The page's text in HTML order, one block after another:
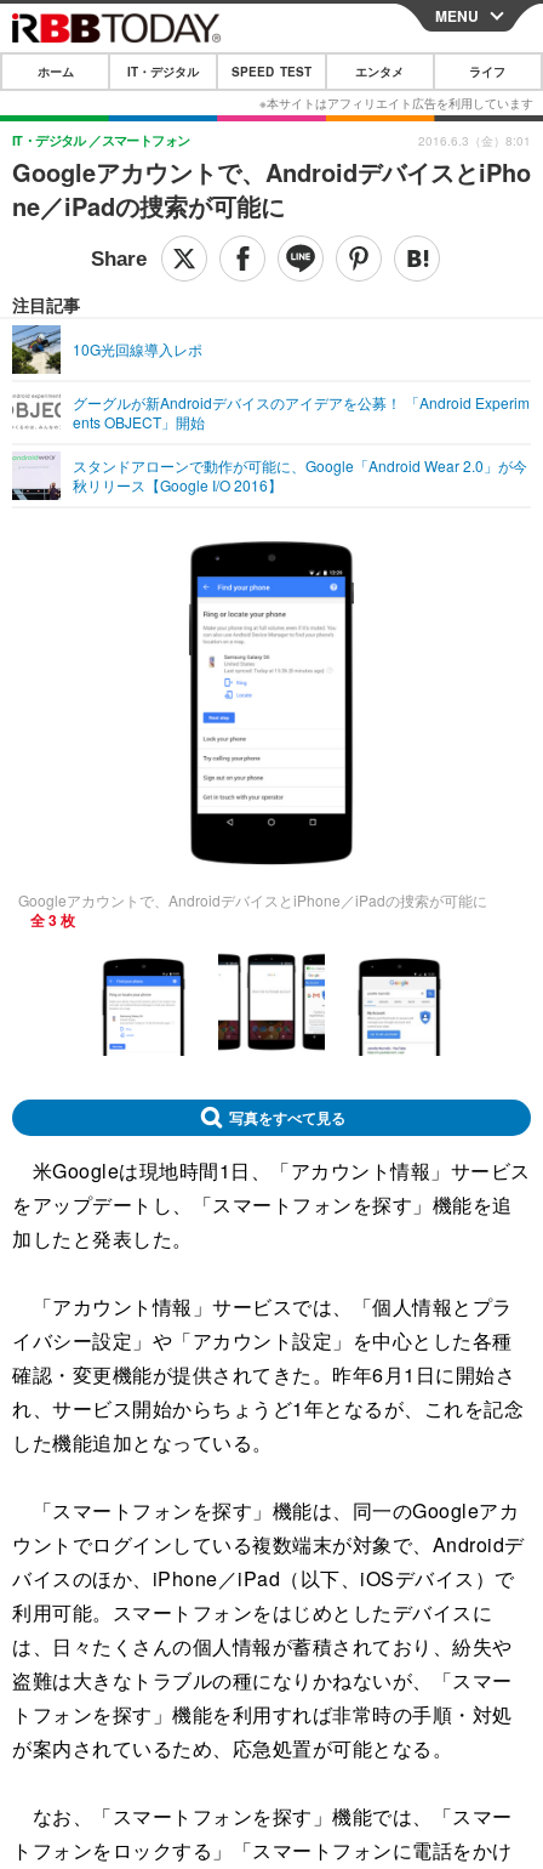
CLOSE
ホーム
IT・デジタル
IT・デジタルTOP スマートフォン
ショッピング その他
SPEED TEST
エンタメTOP 映画・ドラマ
グラビア
ショッピング その他
ライフTOP
その他
リリース一覧
プッシュ通知の停止方法
MENU
ホーム IT・デジタル SPEED TEST エンタメ ライフ
Googleアカウントで、AndroidデバイスとiPho
ne／iPadの捜索が可能に
IT・デジタル スマートフォン
注目記事
10G光回線導入レポ
グーグルが新Androidデバイスのアイデアを公募！ 「Android Experim
ents OBJECT」開始
スタンドアローンで動作が可能に、Google「Android Wear 2.0」が今
秋リリース【Google I/O 2016】
2016.6.3（金）8:01
Googleアカウントで、AndroidデバイスとiPhone／iPadの捜索が可能に
全 3 枚
写真をすべて見る
米Googleは現地時間1日、「アカウント情報」サービス
をアップデートし、「スマートフォンを探す」機能を追
加したと発表した。
「アカウント情報」サービスでは、「個人情報とプラ
イバシー設定」や「アカウント設定」を中心とした各種
確認・変更機能が提供されてきた。昨年6月1日に開始さ
れ、サービス開始からちょうど1年となるが、これを記念
した機能追加となっている。
「スマートフォンを探す」機能は、同一のGoogleアカ
ウントでログインしている複数端末が対象で、Androidデ
バイスのほか、iPhone／iPad（以下、iOSデバイス）で
利用可能。スマートフォンをはじめとしたデバイスに
は、日々たくさんの個人情報が蓄積されており、紛失や
盗難は大きなトラブルの種になりかねないが、「スマー
トフォンを探す」機能を利用すれば非常時の手順・対処
が案内されているため、応急処置が可能となる。
なお、「スマートフォンを探す」機能では、「スマー
トフォンをロックする」「スマートフォンに電話をかけ